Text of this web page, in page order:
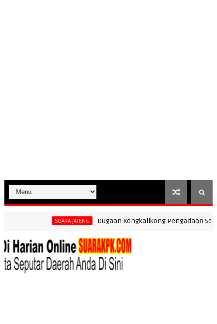
SUARA JATENG Dugaan Kongkalikong Pengadaan Seragam